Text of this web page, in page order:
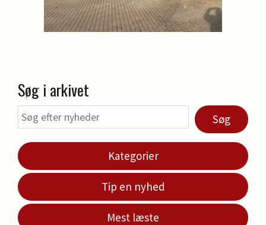
Søg i arkivet
Søg
Kategorier
Tip en nyhed
Mest læste